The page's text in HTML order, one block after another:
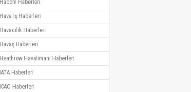
Habom Haberleri
Hava İş Haberleri
Havacılık Haberleri
Havaş Haberleri
Heathrow Havalimanı Haberleri
IATA Haberleri
ICAO Haberleri